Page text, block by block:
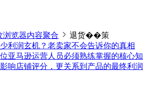
浏览器内容聚合
退货��策
利润玄机？老卖家不会告诉你的真相
亚马逊运营人员必须熟练掌握的核心知
响店铺评分，更关系到产品的最终利润